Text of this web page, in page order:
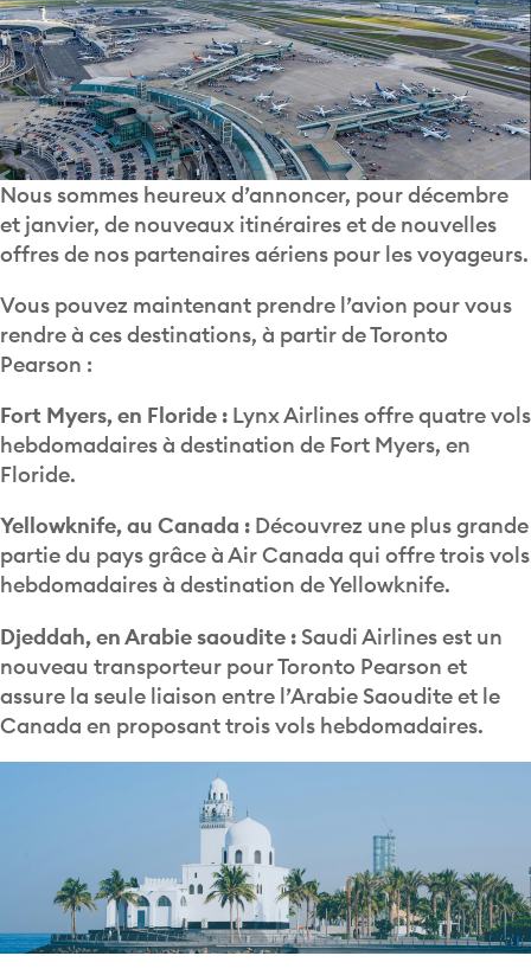
Nous sommes heureux d’annoncer, pour décembre
et janvier, de nouveaux itinéraires et de nouvelles
offres de nos partenaires aériens pour les voyageurs.
Vous pouvez maintenant prendre l’avion pour vous
rendre à ces destinations, à partir de Toronto
Pearson :
Fort Myers, en Floride : Lynx Airlines offre quatre vols
hebdomadaires à destination de Fort Myers, en
Floride.
Yellowknife, au Canada : Découvrez une plus grande
partie du pays grâce à Air Canada qui offre trois vols
hebdomadaires à destination de Yellowknife.
Djeddah, en Arabie saoudite :Saudi Airlines est un
nouveau transporteur pour Toronto Pearson et
assure la seule liaison entre l’Arabie Saoudite et le
Canada en proposant trois vols hebdomadaires.